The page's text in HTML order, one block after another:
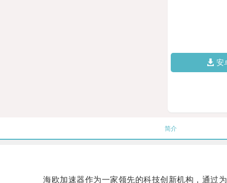
安
简介
海欧加速器作为一家领先的科技创新机构，通过为